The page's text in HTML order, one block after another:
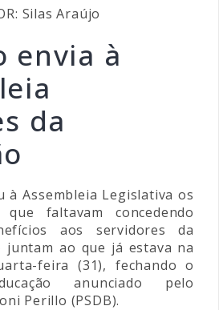
Silas Araújo
envia à
da
à Assembleia Legislativa os
faltavam concedendo
aos servidores da
juntam ao que já estava na
feira (31), fechando o
anunciado pelo
Perillo (PSDB).